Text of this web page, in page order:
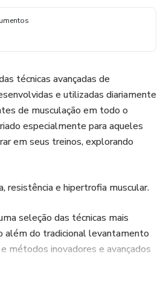
técnicas avançadas de
e utilizadas diariamente
de musculação em todo o
especialmente para aqueles
em seus treinos, explorando
resistência e hipertrofia muscular.
seleção das técnicas mais
além do tradicional levantamento
métodos inovadores e avançados
musculação a um nível superior?